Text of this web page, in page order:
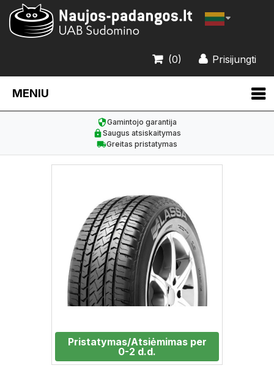
Prisijungti
(0)
MENIU
Gamintojo garantija
Saugus atsiskaitymas
Greitas pristatymas
Pristatymas/Atsiėmimas per
0-2 d.d.